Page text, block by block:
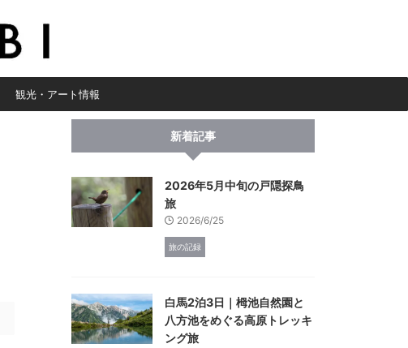
観光・アート情報
新着記事
2026年5月中旬の戸隠探鳥
旅
2026/6/25
旅の記録
白馬2泊3日｜栂池自然園と
八方池をめぐる高原トレッキ
ング旅